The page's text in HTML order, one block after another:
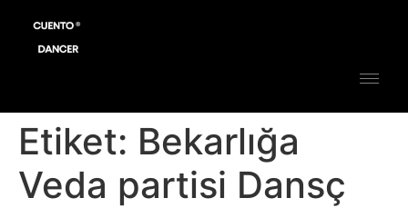
Etiket: Bekarlığa
Veda partisi Dansç